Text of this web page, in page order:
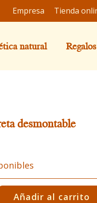
Empresa Tienda
natural
desmontable
Añadir al carrito